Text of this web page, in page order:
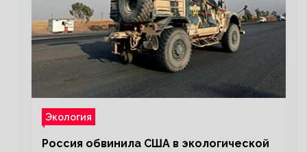
Экология
Россия обвинила США в экологической